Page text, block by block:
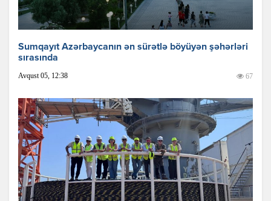
Sumqayıt Azərbaycanın ən sürətlə böyüyən şəhərləri
sırasında
Avqust 05, 12:38 67